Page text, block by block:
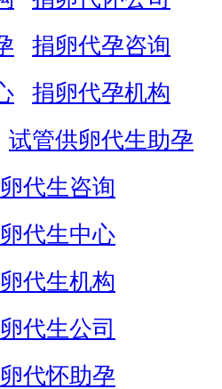
捐卵代孕咨询
捐卵代孕机构
试管供卵代生助孕
代生咨询
代生中心
代生机构
代生公司
代怀助孕